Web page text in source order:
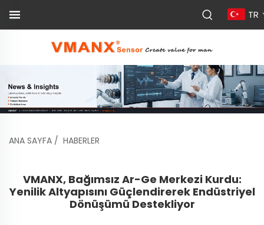
TR
ANA SAYFA / HABERLER
VMANX, Bağımsız Ar-Ge Merkezi Kurdu:
Yenilik Altyapısını Güçlendirerek Endüstriyel
Dönüşümü Destekliyor